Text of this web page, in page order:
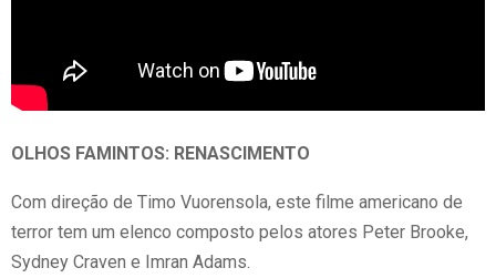
OLHOS FAMINTOS: RENASCIMENTO
Com direção de Timo Vuorensola, este filme americano de
terror tem um elenco composto pelos atores Peter Brooke,
Sydney Craven e Imran Adams.